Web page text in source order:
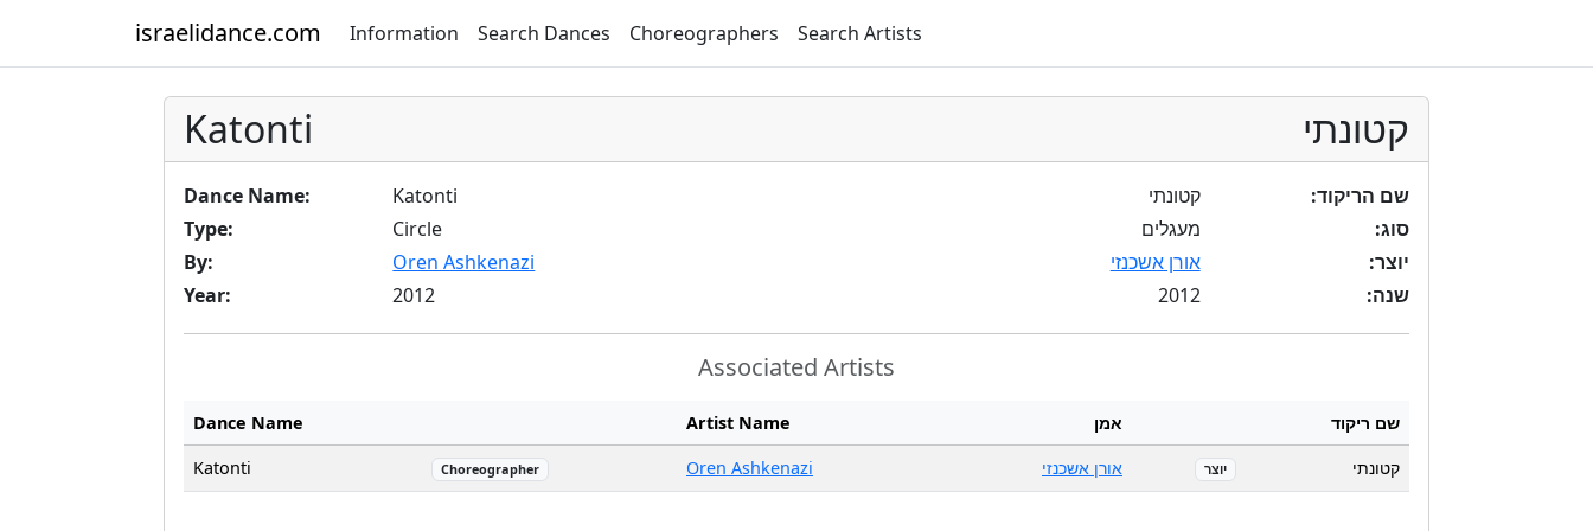
israelidance.com Information Search Dances Choreographers Search Artists
Katonti קטונתי
Dance Name:
Katonti
Type:
Circle
By:
Oren Ashkenazi
Year:
2012
שם הריקוד:
קטונתי
סוג:
מעגלים
יוצר:
אורן אשכנזי
שנה:
2012
Associated Artists
Dance Name Artist Name אמן
שם ריקוד
Katonti
Choreographer Oren Ashkenazi אורן אשכנזי יוצר קטונתי